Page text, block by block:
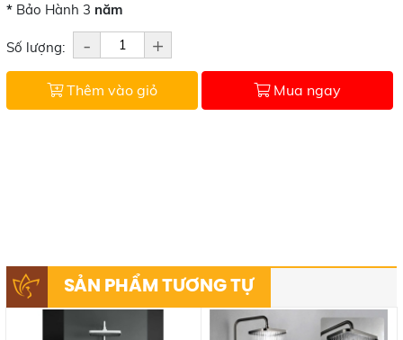
* Bảo Hành 3 năm
Số lượng: - +
Thêm vào giỏ Mua ngay
SẢN PHẨM TƯƠNG TỰ